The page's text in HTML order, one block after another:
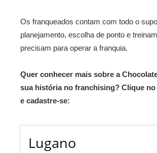
Os franqueados contam com todo o
planejamento, escolha de ponto e
precisam para operar a franquia.
Quer conhecer mais sobre a
sua história no franchising? Clique
e cadastre-se:
Lugano